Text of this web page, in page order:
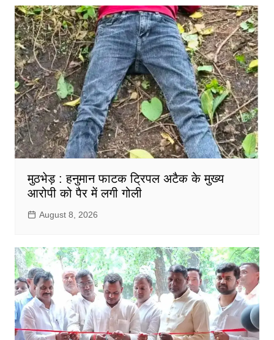
मुठभेड़ : हनुमान फाटक ट्रिपल अटैक के मुख्य
आरोपी को पैर में लगी गोली
August 8, 2026